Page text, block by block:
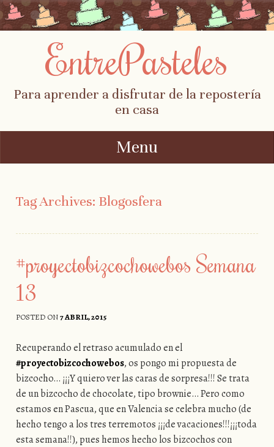
EntrePasteles
Para aprender a disfrutar de la repostería
en casa
Menu
Tag Archives: Blogosfera
#proyectobizcochowebos Semana
13
POSTED ON7 ABRIL, 2015
Recuperando el retraso acumulado en el
#proyectobizcochowebos, os pongo mi propuesta de
bizcocho… ¡¡¡Y quiero ver las caras de sorpresa!!! Se trata
de un bizcocho de chocolate, tipo brownie… Pero como
estamos en Pascua, que en Valencia se celebra mucho (de
hecho tengo a los tres terremotos ¡¡¡de vacaciones!!!¡¡¡toda
esta semana!!), pues hemos hecho los bizcochos con